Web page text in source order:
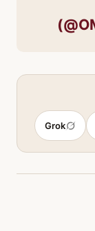
Grok